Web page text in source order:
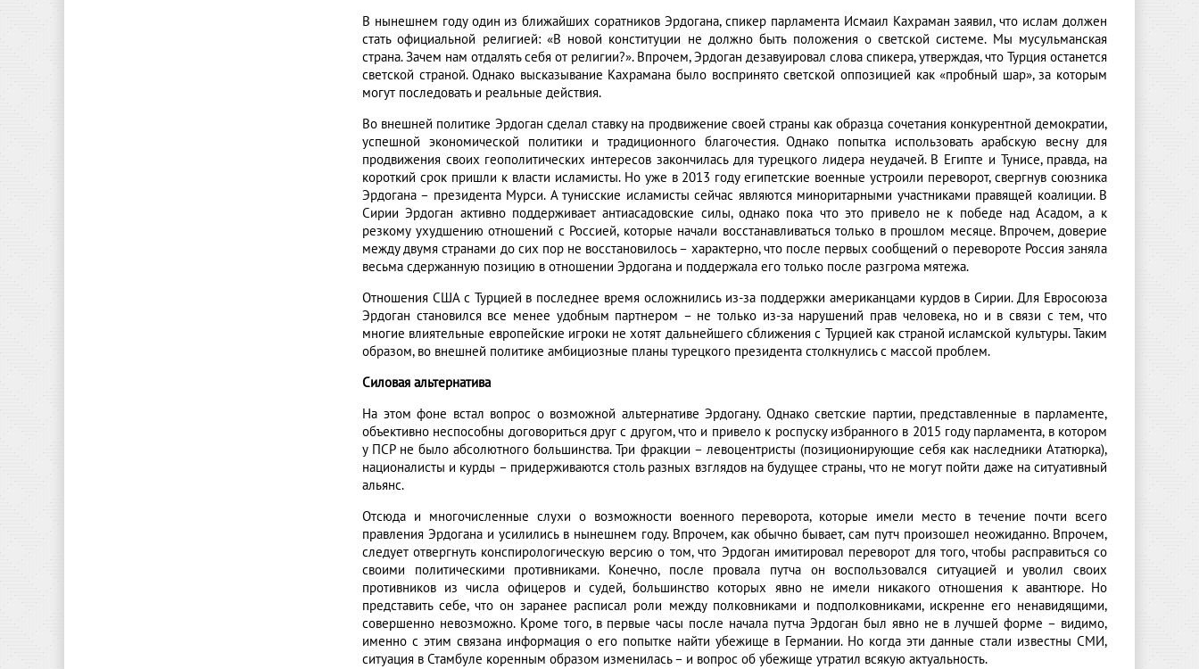
В нынешнем году один из ближайших соратников Эрдогана, спикер парламента Исмаил Кахраман заявил, что ислам должен
стать официальной религией: «В новой конституции не должно быть положения о светской системе. Мы мусульманская
страна. Зачем нам отдалять себя от религии?». Впрочем, Эрдоган дезавуировал слова спикера, утверждая, что Турция останется
светской страной. Однако высказывание Кахрамана было воспринято светской оппозицией как «пробный шар», за которым
могут последовать и реальные действия.
Во внешней политике Эрдоган сделал ставку на продвижение своей страны как образца сочетания конкурентной демократии,
успешной экономической политики и традиционного благочестия. Однако попытка использовать арабскую весну для
продвижения своих геополитических интересов закончилась для турецкого лидера неудачей. В Египте и Тунисе, правда, на
короткий срок пришли к власти исламисты. Но уже в 2013 году египетские военные устроили переворот, свергнув союзника
Эрдогана – президента Мурси. А тунисские исламисты сейчас являются миноритарными участниками правящей коалиции. В
Сирии Эрдоган активно поддерживает антиасадовские силы, однако пока что это привело не к победе над Асадом, а к
резкому ухудшению отношений с Россией, которые начали восстанавливаться только в прошлом месяце. Впрочем, доверие
между двумя странами до сих пор не восстановилось – характерно, что после первых сообщений о перевороте Россия заняла
весьма сдержанную позицию в отношении Эрдогана и поддержала его только после разгрома мятежа.
Отношения США с Турцией в последнее время осложнились из-за поддержки американцами курдов в Сирии. Для Евросоюза
Эрдоган становился все менее удобным партнером – не только из-за нарушений прав человека, но и в связи с тем, что
многие влиятельные европейские игроки не хотят дальнейшего сближения с Турцией как страной исламской культуры. Таким
образом, во внешней политике амбициозные планы турецкого президента столкнулись с массой проблем.
Силовая альтернатива
На этом фоне встал вопрос о возможной альтернативе Эрдогану. Однако светские партии, представленные в парламенте,
объективно неспособны договориться друг с другом, что и привело к роспуску избранного в 2015 году парламента, в котором
у ПСР не было абсолютного большинства. Три фракции – левоцентристы (позиционирующие себя как наследники Ататюрка),
националисты и курды – придерживаются столь разных взглядов на будущее страны, что не могут пойти даже на ситуативный
альянс.
Отсюда и многочисленные слухи о возможности военного переворота, которые имели место в течение почти всего
правления Эрдогана и усилились в нынешнем году. Впрочем, как обычно бывает, сам путч произошел неожиданно. Впрочем,
следует отвергнуть конспирологическую версию о том, что Эрдоган имитировал переворот для того, чтобы расправиться со
своими политическими противниками. Конечно, после провала путча он воспользовался ситуацией и уволил своих
противников из числа офицеров и судей, большинство которых явно не имели никакого отношения к авантюре. Но
представить себе, что он заранее расписал роли между полковниками и подполковниками, искренне его ненавидящими,
совершенно невозможно. Кроме того, в первые часы после начала путча Эрдоган был явно не в лучшей форме – видимо,
именно с этим связана информация о его попытке найти убежище в Германии. Но когда эти данные стали известны СМИ,
ситуация в Стамбуле коренным образом изменилась – и вопрос об убежище утратил всякую актуальность.